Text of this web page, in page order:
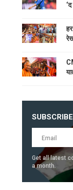
Get all latest
a month.